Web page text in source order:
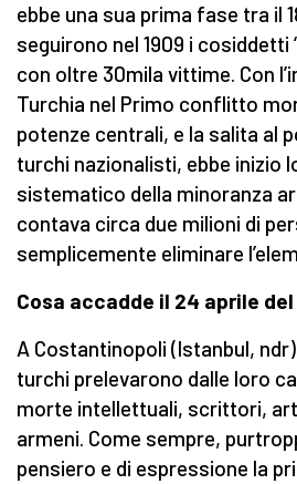
ebbe una sua prima fase tra il
seguirono nel 1909 i cosiddetti
con oltre 30mila vittime. Con
Turchia nel Primo conflitto
potenze centrali, e la salita al
turchi nazionalisti, ebbe inizio
sistematico della minoranza
contava circa due milioni di
semplicemente eliminare
Cosa accadde il 24 aprile del
A Costantinopoli (Istanbul,
turchi prelevarono dalle loro
morte intellettuali, scrittori,
armeni. Come sempre,
pensiero e di espressione la